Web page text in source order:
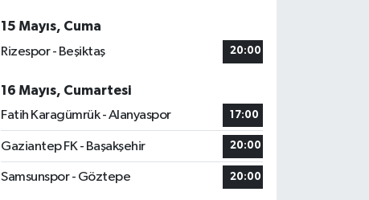
15 Mayıs, Cuma
Rizespor - Beşiktaş
20:00
16 Mayıs, Cumartesi
Fatih Karagümrük - Alanyaspor
17:00
Gaziantep FK - Başakşehir 20:00
Samsunspor - Göztepe 20:00